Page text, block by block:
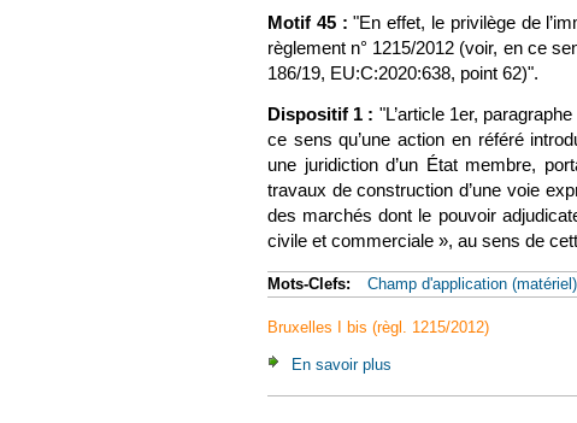
Motif 45 : "En effet, le privilège de
règlement n° 1215/2012 (voir, en ce
186/19, EU:C:2020:638, point 62)".
Dispositif 1 : "L’article 1er,
ce sens qu’une action en référé
une juridiction d’un État membre,
travaux de construction d’une voie
des marchés dont le pouvoir
civile et commerciale », au sens de
Mots-Clefs: Champ d'application (matériel)
Bruxelles I bis (règl. 1215/2012)
En savoir plus